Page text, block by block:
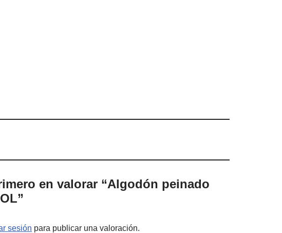
en valorar “Algodón peinado
sesión para publicar una valoración.